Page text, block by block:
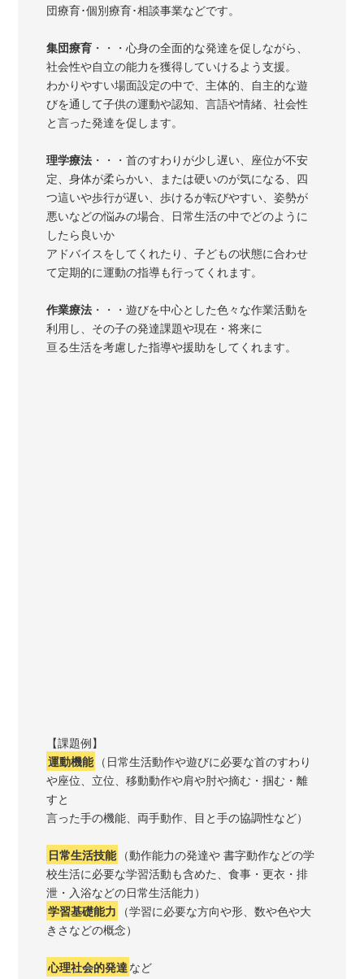
団療育･個別療育･相談事業などです。
集団療育 ・・・心身の全面的な発達を促しながら、
社会性や自立の能力を獲得していけるよう支援。
わかりやすい場面設定の中で、主体的、自主的な遊
びを通して子供の運動や認知、言語や情緒、社会性
と言った発達を促します。
理学療法 ・・・首のすわりが少し遅い、座位が不安
定、身体が柔らかい、または硬いのが気になる、四
つ這いや歩行が遅い、歩けるが転びやすい、姿勢が
悪いなどの悩みの場合、日常生活の中でどのように
したら良いか
アドバイスをしてくれたり、子どもの状態に合わせ
て定期的に運動の指導も行ってくれます。
作業療法 ・・・遊びを中心とした色々な作業活動を
利用し、その子の発達課題や現在・将来に
亘る生活を考慮した指導や援助をしてくれます。
【課題例】
運動機能 （日常生活動作や遊びに必要な首のすわり
や座位、立位、移動動作や肩や肘や摘む・掴む・離
すと
言った手の機能、両手動作、目と手の協調性など）
日常生活技能 （動作能力の発達や 書字動作などの学
校生活に必要な学習活動も含めた、食事・更衣・排
泄・入浴などの日常生活能力）
学習基礎能力 （学習に必要な方向や形、数や色や大
きさなどの概念）
心理社会的発達 など